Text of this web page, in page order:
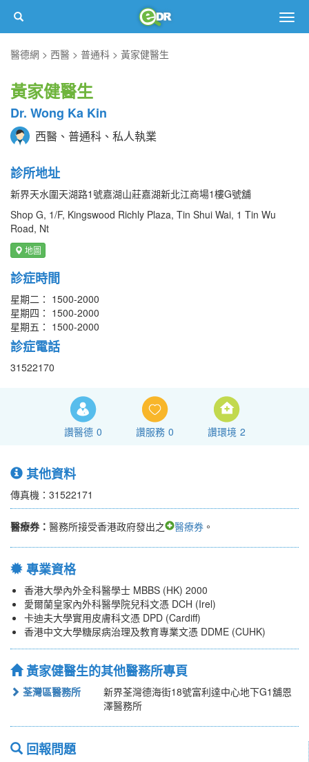
醫德網
西醫 普通科 黃家健醫生
黃家健醫生
Dr. Wong Ka Kin
西醫、普通科、私人執業
診所地址
新界天水圍天湖路1號嘉湖山莊嘉湖新北江商場1樓G號舖
Shop G, 1/F, Kingswood Richly Plaza, Tin Shui Wai, 1 Tin Wu
Road, Nt
地圖
診症時間
星期二： 1500-2000
星期四： 1500-2000
星期五： 1500-2000
診症電話
31522170
讚醫德 0 讚服務 0 讚環境 2
其他資料
傳真機：31522171
醫療券： 醫務所接受香港政府發出之 醫療券 。
專業資格
香港大學內外全科醫學士 MBBS (HK) 2000
愛爾蘭皇家內外科醫學院兒科文憑 DCH (Irel)
卡迪夫大學實用皮膚科文憑 DPD (Cardiff)
香港中文大學糖尿病治理及教育專業文憑 DDME (CUHK)
黃家健醫生的其他醫務所專頁
荃灣區醫務所
新界荃灣德海街18號富利達中心地下G1舖恩
澤醫務所
回報問題